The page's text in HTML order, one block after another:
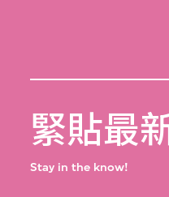
緊貼最
Stay in the know!